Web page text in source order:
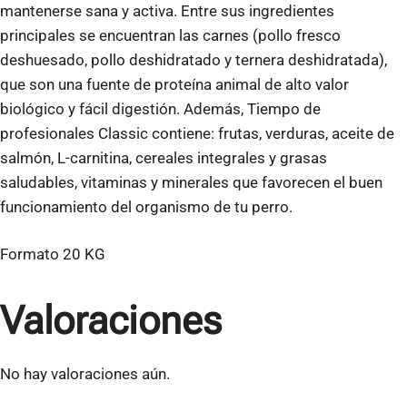
mantenerse sana y activa. Entre sus ingredientes
principales se encuentran las carnes (pollo fresco
deshuesado, pollo deshidratado y ternera deshidratada),
que son una fuente de proteína animal de alto valor
biológico y fácil digestión. Además, Tiempo de
profesionales Classic contiene: frutas, verduras, aceite de
salmón, L-carnitina, cereales integrales y grasas
saludables, vitaminas y minerales que favorecen el buen
funcionamiento del organismo de tu perro.
Formato 20 KG
Valoraciones
No hay valoraciones aún.